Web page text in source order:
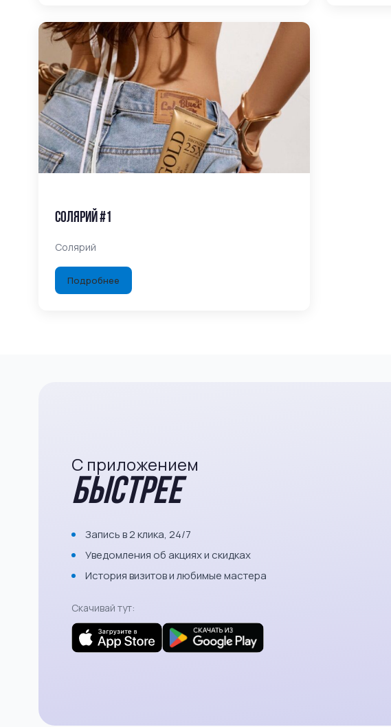
Солярий #1
Солярий
Подробнее
С приложением
быстрее
Запись в 2 клика, 24/7
Уведомления об акциях и скидках
История визитов и любимые мастера
Скачивай тут: